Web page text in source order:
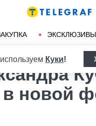
ЭКСКЛЮЗИВЫ
Куки!
новой